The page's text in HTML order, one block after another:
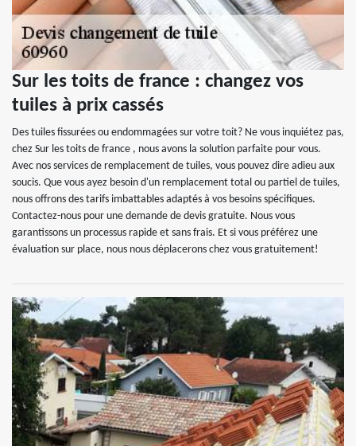
Sur les toits de france : changez vos
tuiles à prix cassés
Des tuiles fissurées ou endommagées sur votre toit? Ne vous inquiétez pas,
chez Sur les toits de france , nous avons la solution parfaite pour vous.
Avec nos services de remplacement de tuiles, vous pouvez dire adieu aux
soucis. Que vous ayez besoin d'un remplacement total ou partiel de tuiles,
nous offrons des tarifs imbattables adaptés à vos besoins spécifiques.
Contactez-nous pour une demande de devis gratuite. Nous vous
garantissons un processus rapide et sans frais. Et si vous préférez une
évaluation sur place, nous nous déplacerons chez vous gratuitement!